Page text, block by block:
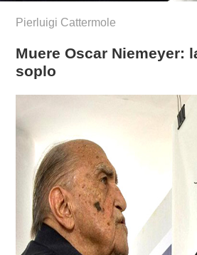
Pierluigi Cattermole
Muere Oscar Niemeyer:
soplo